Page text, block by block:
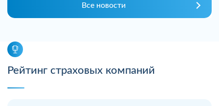
Все новости
Рейтинг страховых компаний